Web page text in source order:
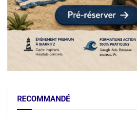
RECOMMANDÉ